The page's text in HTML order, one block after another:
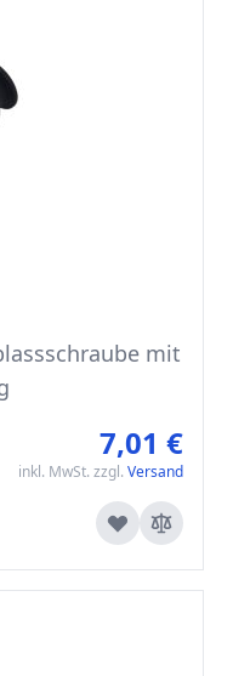
mit
7,01 €
inkl. MwSt. zzgl. Versand